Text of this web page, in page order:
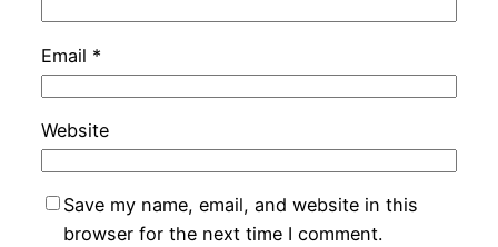
Email *
Website
Save my name, email, and website in this
browser for the next time I comment.